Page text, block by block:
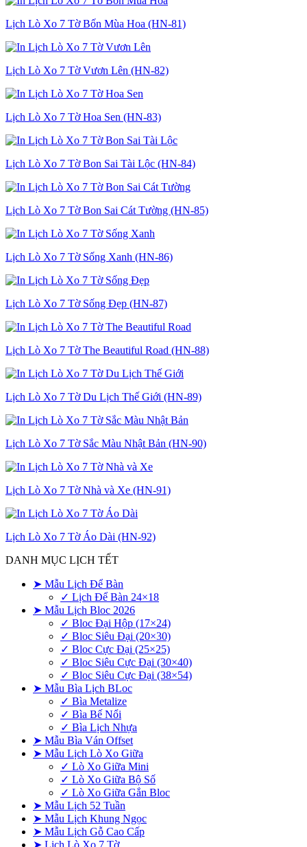
Lịch Lò Xo 7 Tờ Bốn Mùa Hoa (HN-81)
Lịch Lò Xo 7 Tờ Vươn Lên (HN-82)
Lịch Lò Xo 7 Tờ Hoa Sen (HN-83)
Lịch Lò Xo 7 Tờ Bon Sai Tài Lộc (HN-84)
Lịch Lò Xo 7 Tờ Bon Sai Cát Tường (HN-85)
Lịch Lò Xo 7 Tờ Sống Xanh (HN-86)
Lịch Lò Xo 7 Tờ Sống Đẹp (HN-87)
Lịch Lò Xo 7 Tờ The Beautiful Road (HN-88)
Lịch Lò Xo 7 Tờ Du Lịch Thế Giới (HN-89)
Lịch Lò Xo 7 Tờ Sắc Màu Nhật Bản (HN-90)
Lịch Lò Xo 7 Tờ Nhà và Xe (HN-91)
Lịch Lò Xo 7 Tờ Áo Dài (HN-92)
DANH MỤC LỊCH TẾT
➤ Mẫu Lịch Để Bàn
✓ Lịch Để Bàn 24×18
➤ Mẫu Lịch Bloc 2026
✓ Bloc Đại Hộp (17×24)
✓ Bloc Siêu Đại (20×30)
✓ Bloc Cực Đại (25×25)
✓ Bloc Siêu Cực Đại (30×40)
✓ Bloc Siêu Cực Đại (38×54)
➤ Mẫu Bìa Lịch BLoc
✓ Bìa Metalize
✓ Bìa Bế Nổi
✓ Bìa Lịch Nhựa
➤ Mẫu Bìa Ván Offset
➤ Mẫu Lịch Lò Xo Giữa
✓ Lò Xo Giữa Mini
✓ Lò Xo Giữa Bộ Số
✓ Lò Xo Giữa Gắn Bloc
➤ Mẫu Lịch 52 Tuần
➤ Mẫu Lịch Khung Ngọc
➤ Mẫu Lịch Gỗ Cao Cấp
➤ Lịch Lò Xo 7 Tờ